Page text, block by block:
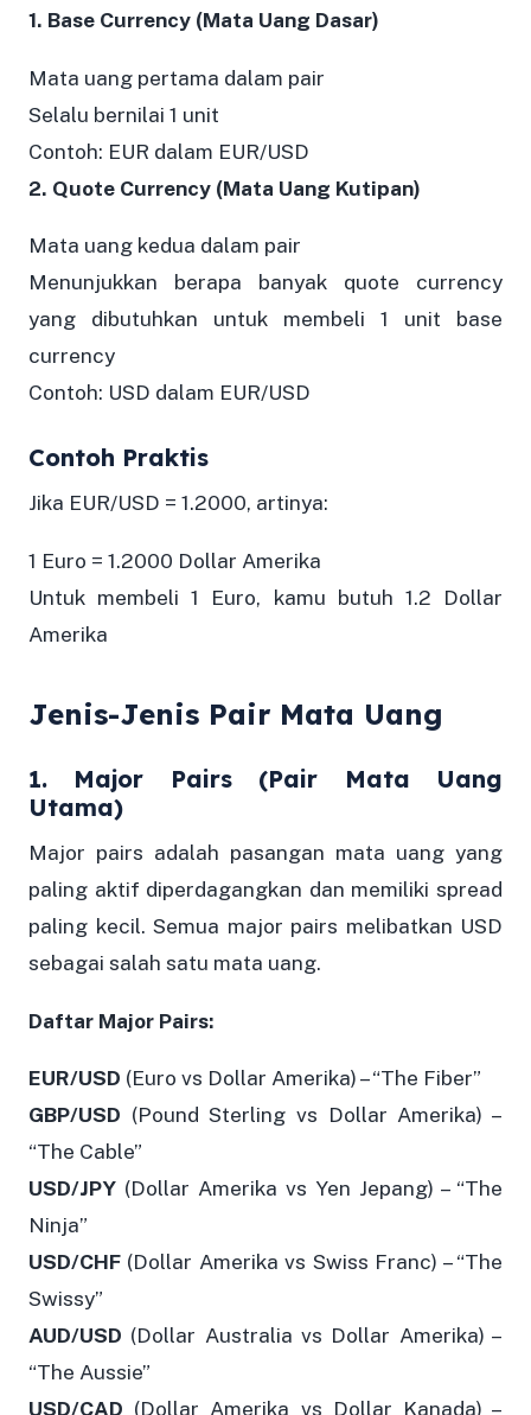
1. Base Currency (Mata Uang Dasar)
Mata uang pertama dalam pair
Selalu bernilai 1 unit
Contoh: EUR dalam EUR/USD
2. Quote Currency (Mata Uang Kutipan)
Mata uang kedua dalam pair
Menunjukkan berapa banyak quote currency
yang dibutuhkan untuk membeli 1 unit base
currency
Contoh: USD dalam EUR/USD
Contoh Praktis
Jika EUR/USD = 1.2000, artinya:
1 Euro = 1.2000 Dollar Amerika
Untuk membeli 1 Euro, kamu butuh 1.2 Dollar
Amerika
Jenis-Jenis Pair Mata Uang
1. Major Pairs (Pair Mata Uang
Utama)
Major pairs adalah pasangan mata uang yang
paling aktif diperdagangkan dan memiliki spread
paling kecil. Semua major pairs melibatkan USD
sebagai salah satu mata uang.
Daftar Major Pairs:
EUR/USD (Euro vs Dollar Amerika) – “The Fiber”
GBP/USD (Pound Sterling vs Dollar Amerika) –
“The Cable”
USD/JPY (Dollar Amerika vs Yen Jepang) – “The
Ninja”
USD/CHF (Dollar Amerika vs Swiss Franc) – “The
Swissy”
AUD/USD (Dollar Australia vs Dollar Amerika) –
“The Aussie”
USD/CAD (Dollar Amerika vs Dollar Kanada) –